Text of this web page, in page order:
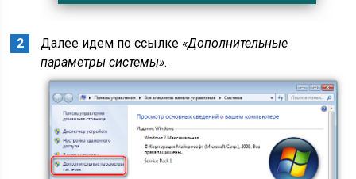
Далее идем по ссылке«Дополнительные
параметры системы».